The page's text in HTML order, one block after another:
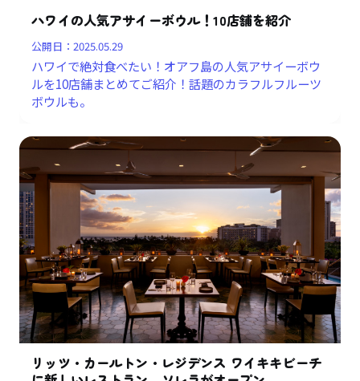
ハワイの人気アサイーボウル！10店舗を紹介
公開日：2025.05.29
ハワイで絶対食べたい！オアフ島の人気アサイーボウ
ルを10店舗まとめてご紹介！話題のカラフルフルーツ
ボウルも。
リッツ・カールトン・レジデンス ワイキキビーチ